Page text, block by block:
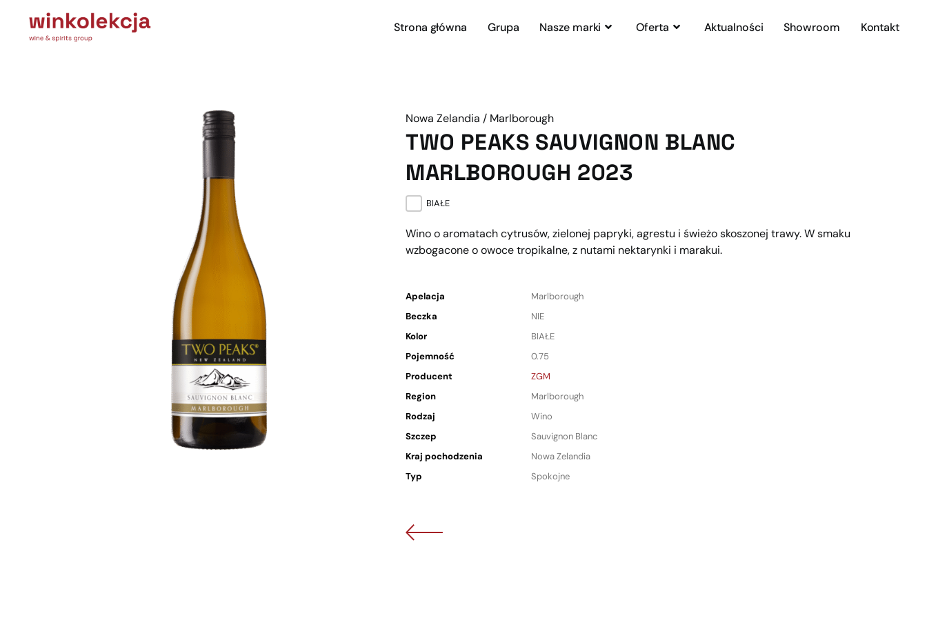
Strona główna Grupa Nasze marki Oferta Aktualności Showroom Kontakt
Nowa Zelandia / Marlborough
TWO PEAKS SAUVIGNON BLANC
MARLBOROUGH 2023
BIAŁE
Wino o aromatach cytrusów, zielonej papryki, agrestu i świeżo skoszonej trawy. W smaku
wzbogacone o owoce tropikalne, z nutami nektarynki i marakui.
Apelacja
Marlborough
Beczka
NIE
Kolor
BIAŁE
Pojemność
0.75
Producent
ZGM
Region
Marlborough
Rodzaj
Wino
Szczep
Sauvignon Blanc
Kraj pochodzenia
Nowa Zelandia
Typ
Spokojne